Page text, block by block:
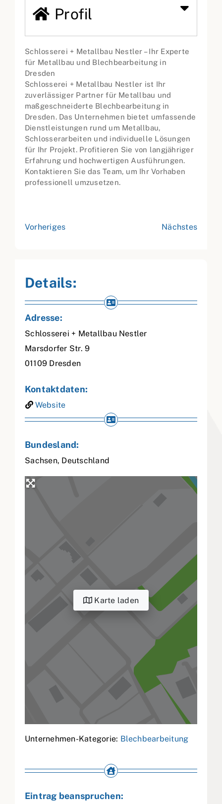
Profil
Schlosserei + Metallbau Nestler – Ihr Experte
für Metallbau und Blechbearbeitung in
Dresden
Schlosserei + Metallbau Nestler ist Ihr
zuverlässiger Partner für Metallbau und
maßgeschneiderte Blechbearbeitung in
Dresden. Das Unternehmen bietet umfassende
Dienstleistungen rund um Metallbau,
Schlosserarbeiten und individuelle Lösungen
für Ihr Projekt. Profitieren Sie von langjähriger
Erfahrung und hochwertigen Ausführungen.
Kontaktieren Sie das Team, um Ihr Vorhaben
professionell umzusetzen.
Vorheriges Nächstes
Details:
Adresse:
Schlosserei + Metallbau Nestler
Marsdorfer Str. 9
01109 Dresden
Kontaktdaten:
Website
Bundesland:
Sachsen, Deutschland
Karte laden
Unternehmen-Kategorie: Blechbearbeitung
Eintrag beanspruchen: